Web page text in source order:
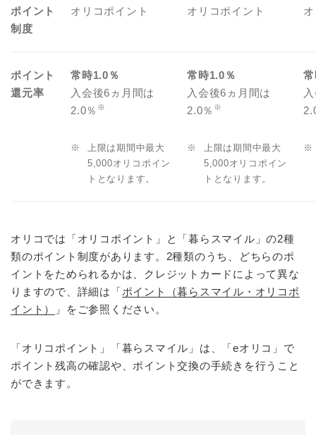
ポイント
制度
オリコポイント オリコポイント
ポイント
還元率
常時1.0％
入会後6ヵ月間は
2.0％ ※
※
上限は期間中最大
5,000オリコポイン
トとなります。
常時1.0％
入会後6ヵ月間は
2.0％ ※
※
上限は期間中最大
5,000オリコポイン
トとなります。
※
オリコでは「オリコポイント」と「暮らスマイル」の2種
類のポイント制度があります。2種類のうち、どちらのポ
イントをためられるかは、クレジットカードによって異な
りますので、詳細は「ポイント（暮らスマイル・オリコポ
イント）
」をご参照ください。
「オリコポイント」「暮らスマイル」は、「eオリコ」で
ポイント残高の確認や、ポイント交換の手続きを行うこと
ができます。